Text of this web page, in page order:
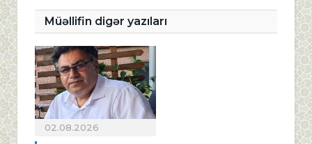
Müəllifin digər yazıları
02.08.2026